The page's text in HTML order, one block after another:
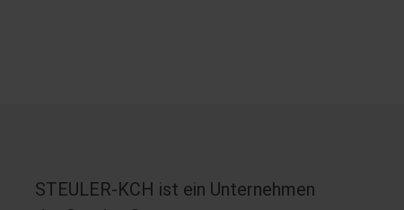
STEULER-KCH ist ein Unternehmen